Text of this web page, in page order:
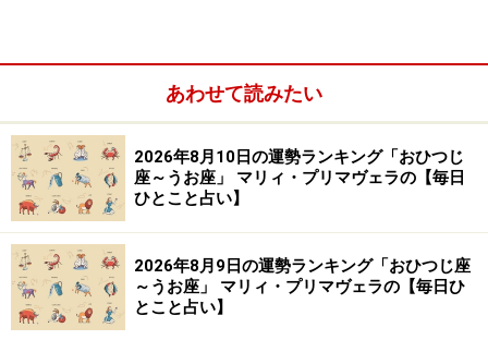
11位：さそり座／蠍座（10月24日～11月22
日生まれ）
2024年10月26日の運勢「さそり座」
気疲れする一日。人の多い場所は避けてのんびりしよ
あわせて読みたい
2026年8月10日の運勢ランキング「おひつじ
座～うお座」 マリィ・プリマヴェラの【毎日
ひとこと占い】
2026年8月9日の運勢ランキング「おひつじ座
～うお座」 マリィ・プリマヴェラの【毎日ひ
とこと占い】